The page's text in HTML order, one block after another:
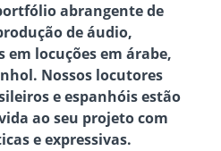
abrangente de
de áudio,
em locuções em árabe,
Nossos locutores
e espanhóis estão
ao seu projeto com
e expressivas.